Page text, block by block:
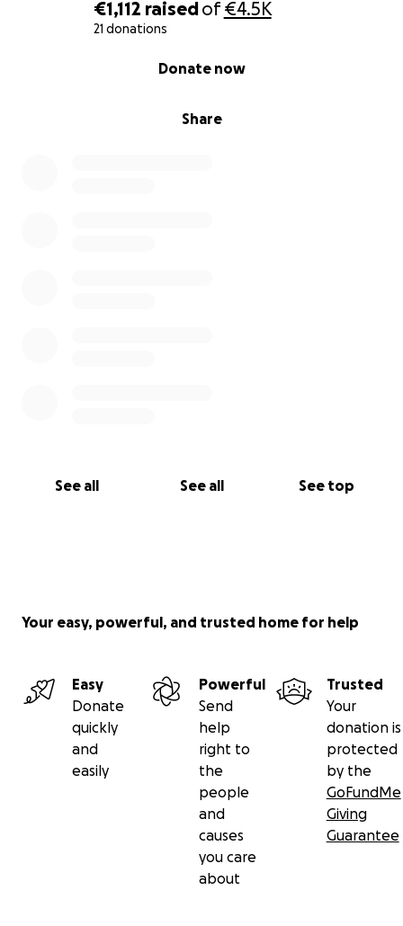
€1,112 raisedof€4.5K
21 donations
Share
Donate now
See all See all See top
Your easy, powerful, and trusted home for help
Easy
Donate
quickly
and
easily
Powerful
Send
help
right to
the
people
and
causes
you care
about
Trusted
Your
donation is
protected
by the
GoFundMe
Giving
Guarantee